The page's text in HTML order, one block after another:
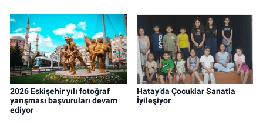
2026 Eskişehir yılı fotoğraf
yarışması başvuruları devam
ediyor
Hatay’da Çocuklar Sanatla
İyileşiyor